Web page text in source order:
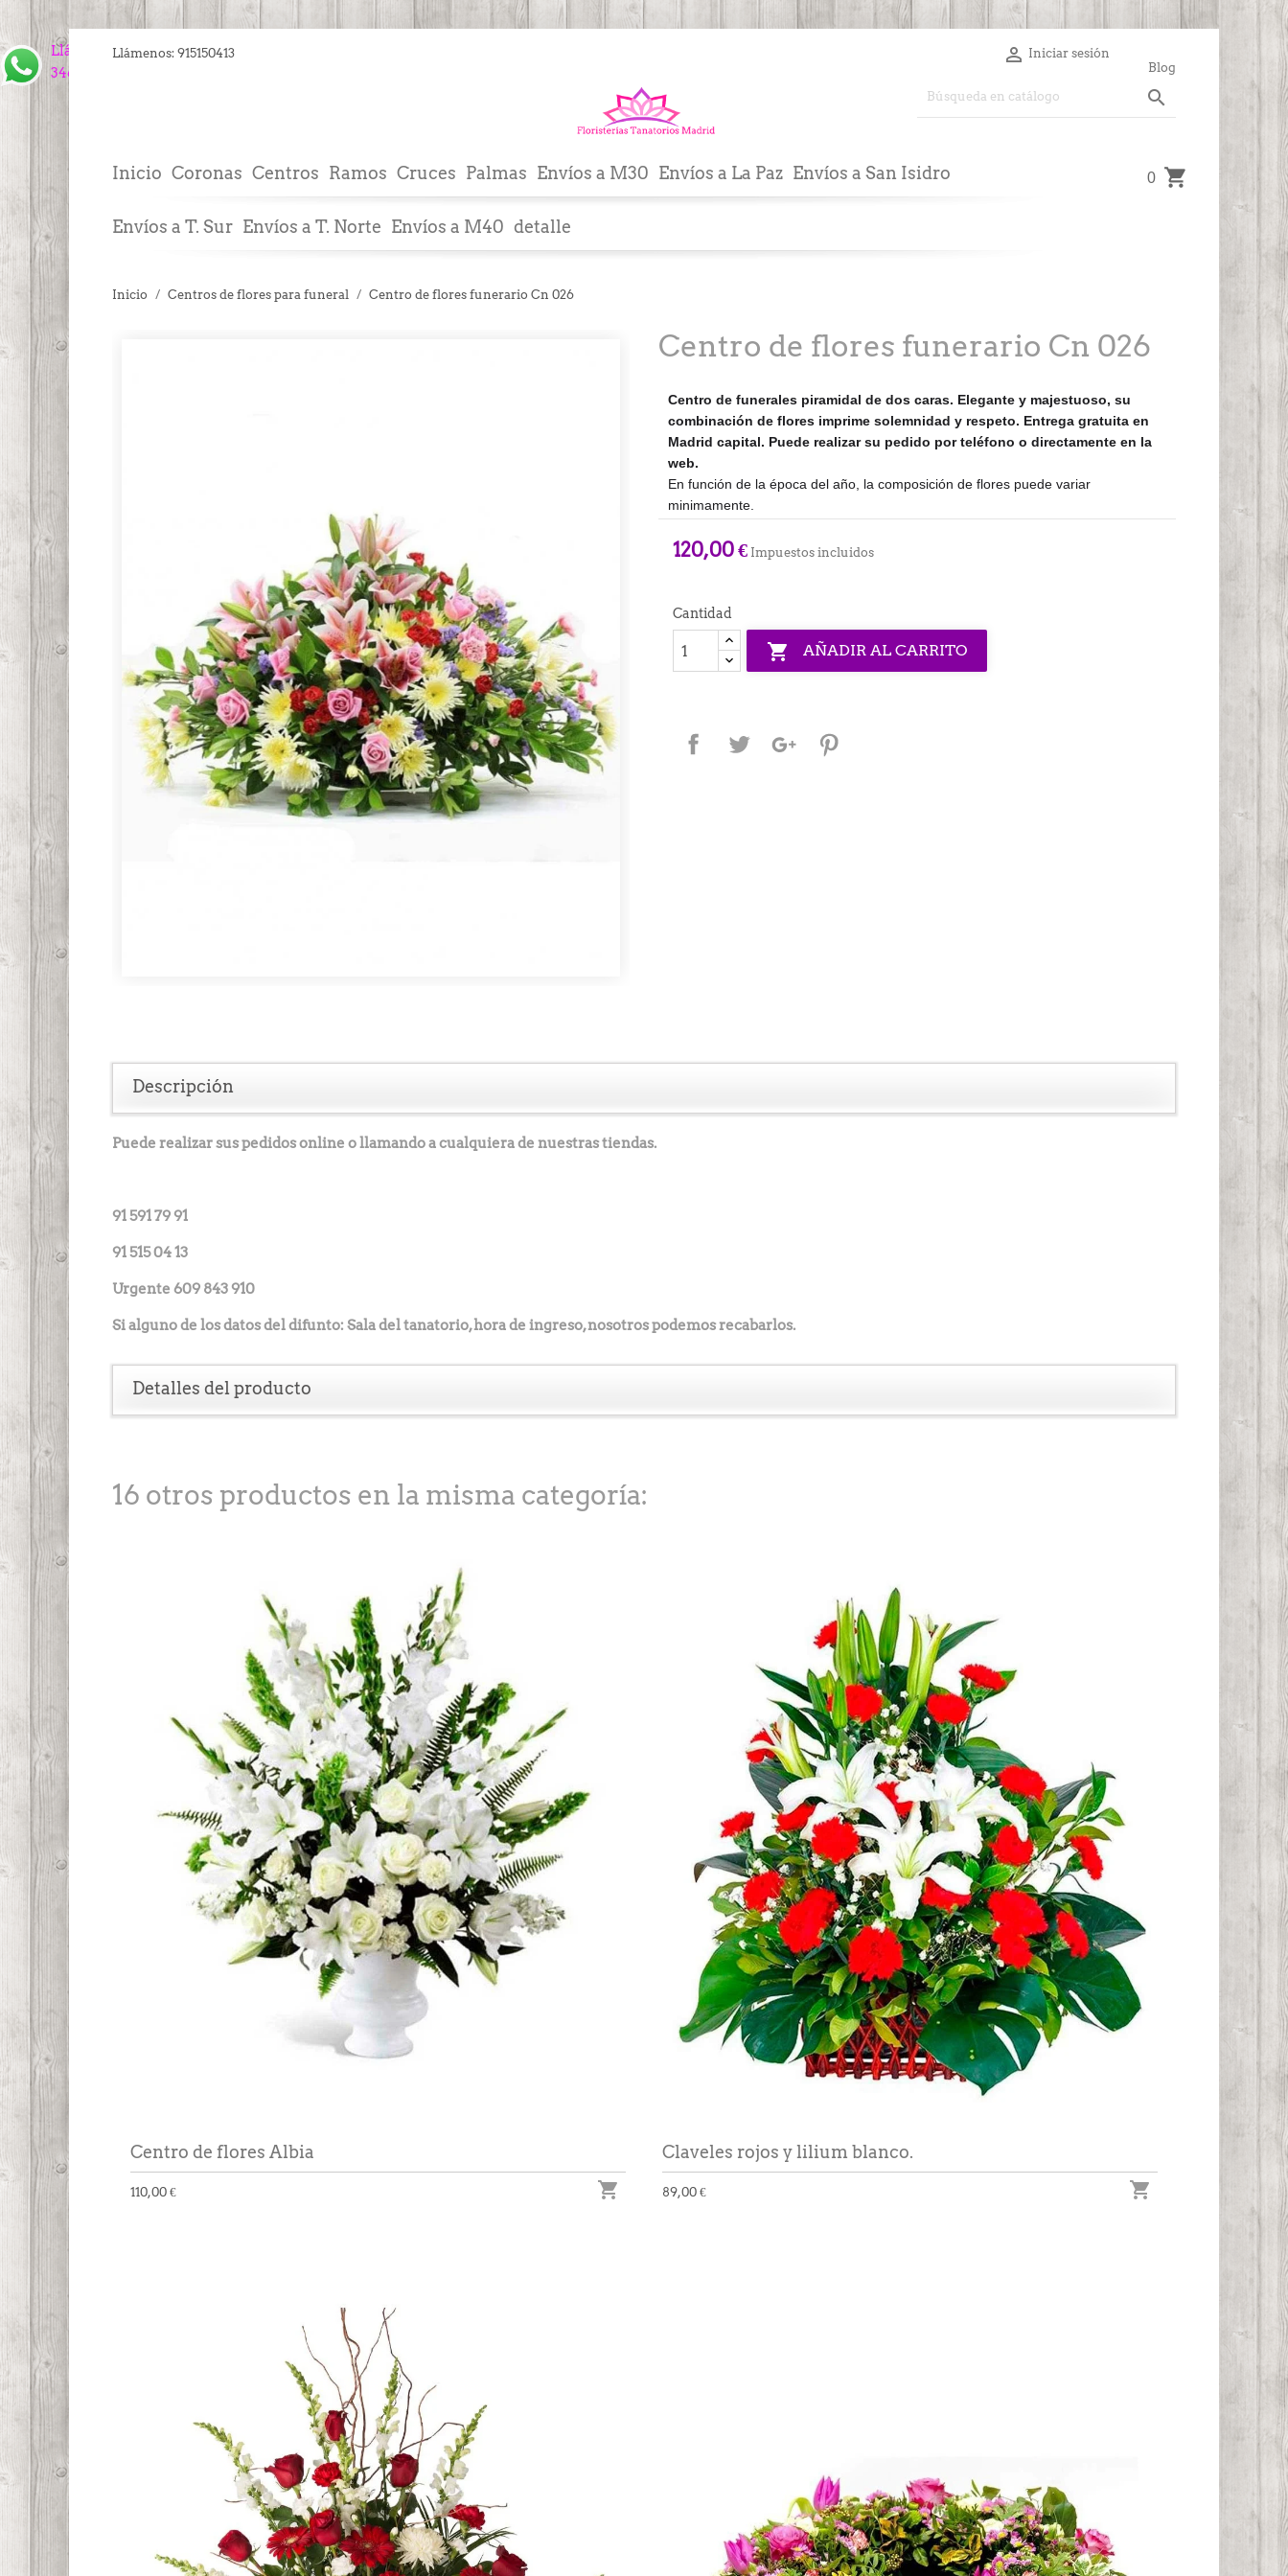
Llámanos
34609843910
Llámenos: 915150413  Iniciar sesión
Blog

Inicio Coronas Centros Ramos Cruces Palmas Envíos a M30 Envíos a La Paz Envíos a San Isidro
Envíos a T. Sur Envíos a T. Norte Envíos a M40 detalle
0
Inicio Centros de flores para funeral Centro de flores funerario Cn 026
Centro de flores funerario Cn 026
Centro de funerales piramidal de dos caras. Elegante y majestuoso, su
combinación de flores imprime solemnidad y respeto. Entrega gratuita en
Madrid capital. Puede realizar su pedido porteléfono o directamente en la
web.
En función de la época del año, la composición de flores puede variar
minimamente.
120,00 € Impuestos incluidos
Cantidad
 AÑADIR AL CARRITO
CompartirTuitear Google+
Descripción
Puede realizar sus pedidos online o llamando a cualquiera de nuestras tiendas.
91 591 79 91
91 515 04 13
Urgente 609 843 910
Si alguno de los datos del difunto: Sala del tanatorio, hora de ingreso, nosotros podemos recabarlos.
Detalles del producto
16 otros productos en la misma categoría:
Centro de flores Albia
110,00 € 
Claveles rojos y lilium blanco.
89,00 € 